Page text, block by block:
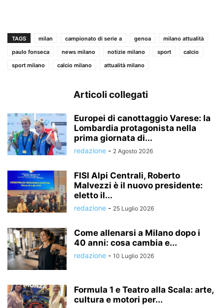
TAGS milan campionato di serie a genoa
milano attualità
paulo fonseca
news milano notizie milano sport
calcio
sport milano
calcio milano attualità milano
Articoli collegati
Europei di canottaggio Varese: la
Lombardia protagonista nella
prima giornata di...
redazione - 2 Agosto 2026
FISI Alpi Centrali, Roberto
Malvezzi è il nuovo presidente:
eletto il...
redazione - 25 Luglio 2026
Come allenarsi a Milano dopo i
40 anni: cosa cambia e...
redazione - 10 Luglio 2026
Formula 1 e Teatro alla Scala: arte,
cultura e motori per...